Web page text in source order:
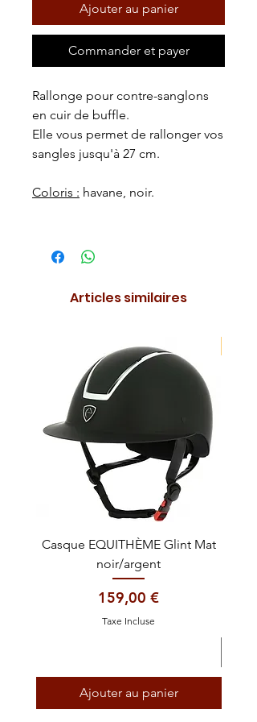
Ajouter au panier
Commander et payer
Rallonge pour contre-sanglons
en cuir de buffle.
Elle vous permet de rallonger vos
sangles jusqu'à 27 cm.
Coloris : havane, noir.
Articles similaires
Casque EQUITHÈME Glint Mat
noir/argent
Prix
159,00 €
Taxe Incluse
Ajouter au panier